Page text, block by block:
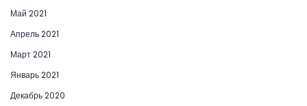
Май 2021
Апрель 2021
Март 2021
Январь 2021
Декабрь 2020